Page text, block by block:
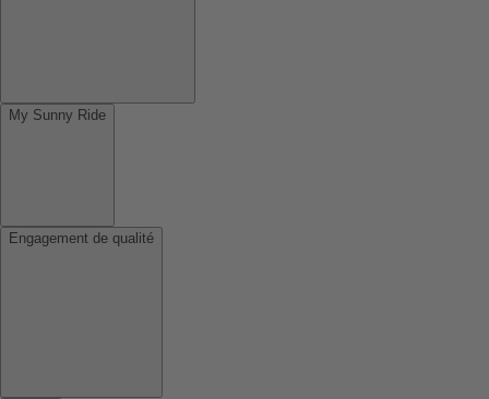
My Sunny Ride
Engagement de qualité